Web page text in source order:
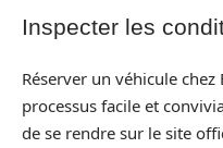
Inspecter les
Réserver un véhicule chez
processus facile et
de se rendre sur le site